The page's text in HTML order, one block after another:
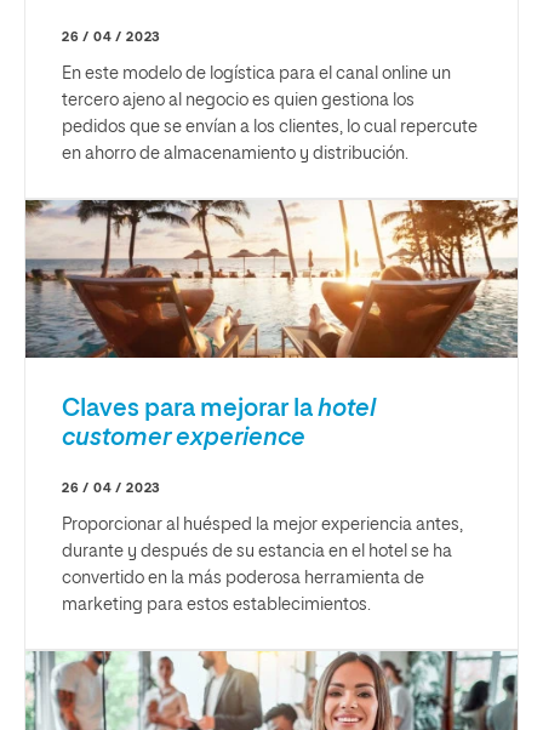
26 / 04 / 2023
En este modelo de logística para el canal online un
tercero ajeno al negocio es quien gestiona los
pedidos que se envían a los clientes, lo cual repercute
en ahorro de almacenamiento y distribución.
Claves para mejorar la hotel
customer experience
26 / 04 / 2023
Proporcionar al huésped la mejor experiencia antes,
durante y después de su estancia en el hotel se ha
convertido en la más poderosa herramienta de
marketing para estos establecimientos.